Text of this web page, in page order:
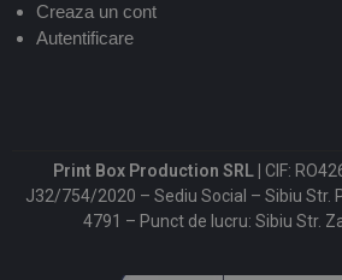
Creaza un cont
Autentificare
Print Box Production SRL | CIF:
J32/754/2020 – Sediu Social – Sibiu Str.
4791 – Punct de lucru: Sibiu Str.